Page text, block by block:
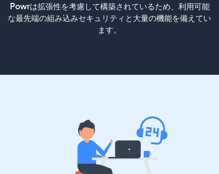
Powrは拡張性を考慮して構築されているため、利用可能
な最先端の組み込みセキュリティと大量の機能を備えてい
ます。